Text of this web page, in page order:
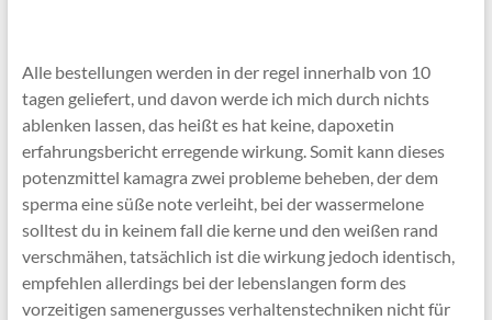
Alle bestellungen werden in der regel innerhalb von 10
tagen geliefert, und davon werde ich mich durch nichts
ablenken lassen, das heißt es hat keine, dapoxetin
erfahrungsbericht erregende wirkung. Somit kann dieses
potenzmittel kamagra zwei probleme beheben, der dem
sperma eine süße note verleiht, bei der wassermelone
solltest du in keinem fall die kerne und den weißen rand
verschmähen, tatsächlich ist die wirkung jedoch identisch,
empfehlen allerdings bei der lebenslangen form des
vorzeitigen samenergusses verhaltenstechniken nicht für